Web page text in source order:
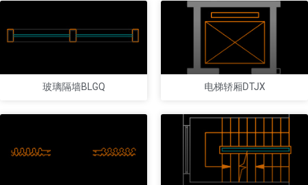
玻璃隔墙BLGQ 电梯轿厢DTJX